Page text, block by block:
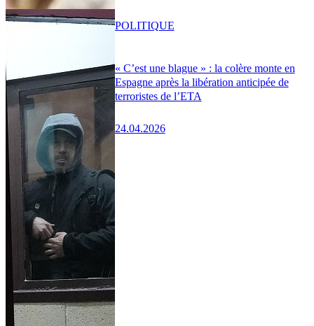
« C’est une blague » : la colère monte en
Espagne après la libération anticipée de
terroristes de l’ETA
24.04.2026
POLITIQUE